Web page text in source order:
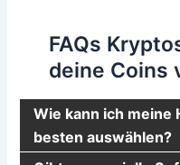
FAQs
deine Coins
Wie kann ich meine
besten auswählen?